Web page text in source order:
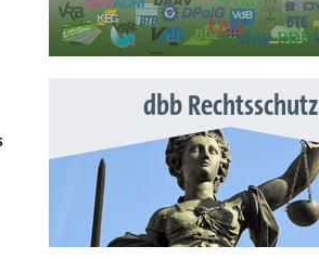
dbb Rechtsschutz